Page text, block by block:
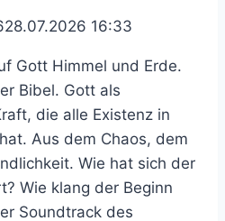
28.07.2026 16:33
Gott Himmel und Erde.
Bibel. Gott als
die alle Existenz in
Aus dem Chaos, dem
Wie hat sich der
Wie klang der Beginn
Soundtrack des